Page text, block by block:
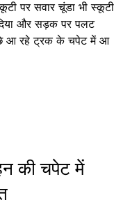
पर सवार चूंडा भी स्कूटी
और सड़क पर पलट
आ रहे ट्रक के चपेट में आ
की चपेट में